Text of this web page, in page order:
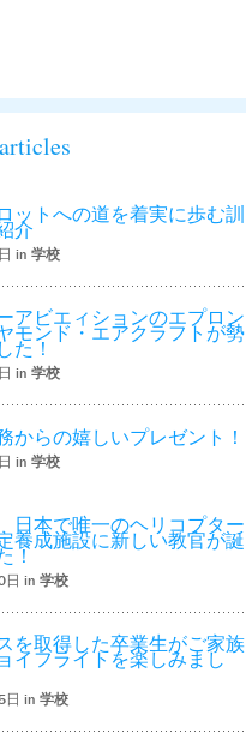
ットへの道を着実に歩む訓
介
in 学校
アビエィションのエプロン
モンド・エアクラフトが勢
た！
in 学校
からの嬉しいプレゼント！
in 学校
日本で唯一のヘリコプター
養成施設に新しい教官が誕
！
日 in 学校
を取得した卒業生がご家族
イフライトを楽しみまし
日 in 学校